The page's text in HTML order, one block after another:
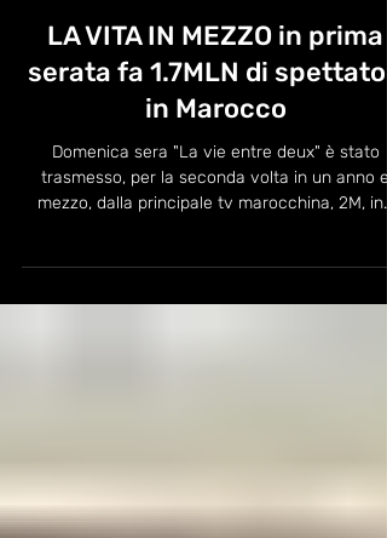
LA VITA IN MEZZO in prima
serata fa 1.7MLN di spettatori
in Marocco
Domenica sera "La vie entre deux" è stato
trasmesso, per la seconda volta in un anno e
mezzo, dalla principale tv marocchina, 2M, in...